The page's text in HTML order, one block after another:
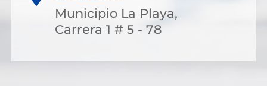
Municipio La Playa,
Carrera 1 # 5 - 78